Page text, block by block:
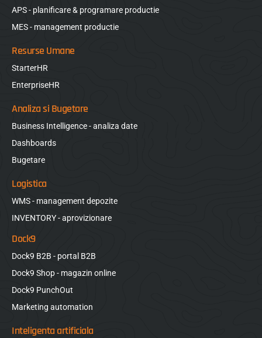
APS - planificare & programare productie
MES - management productie
Resurse Umane
StarterHR
EnterpriseHR
Analiza si Bugetare
Business Intelligence - analiza date
Dashboards
Bugetare
Logistica
WMS - management depozite
INVENTORY - aprovizionare
Dock9
Dock9 B2B - portal B2B
Dock9 Shop - magazin online
Dock9 PunchOut
Marketing automation
Inteligenta artificiala